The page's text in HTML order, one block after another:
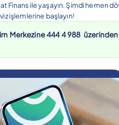
Finans ile yaşayın. Şimdi hemen
işlemlerine başlayın!
Merkezine444 4 988 üzerinden